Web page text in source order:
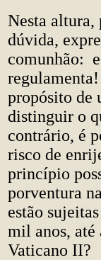
Nesta altura,
dúvida,
comunhão:
propósito de
distinguir o
contrário, é
risco de
princípio
porventura
estão
mil anos,
Vaticano II?